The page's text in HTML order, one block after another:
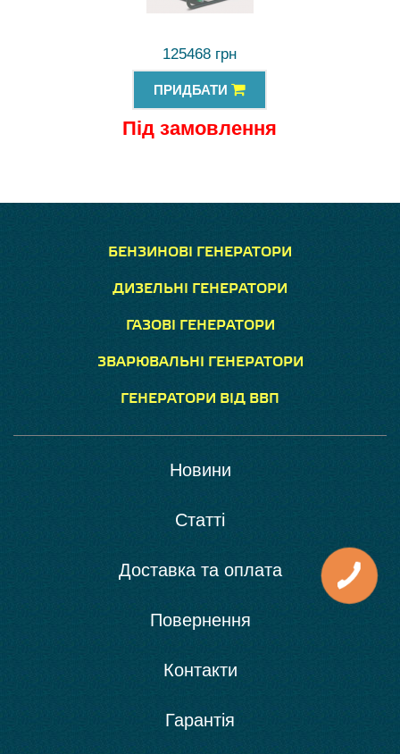
125468 грн
ПРИДБАТИ
Під замовлення
БЕНЗИНОВІ ГЕНЕРАТОРИ
ДИЗЕЛЬНІ ГЕНЕРАТОРИ
ГАЗОВІ ГЕНЕРАТОРИ
ЗВАРЮВАЛЬНІ ГЕНЕРАТОРИ
ГЕНЕРАТОРИ ВІД ВВП
Новини
Статті
Доставка та оплата
Повернення
Контакти
Гарантія